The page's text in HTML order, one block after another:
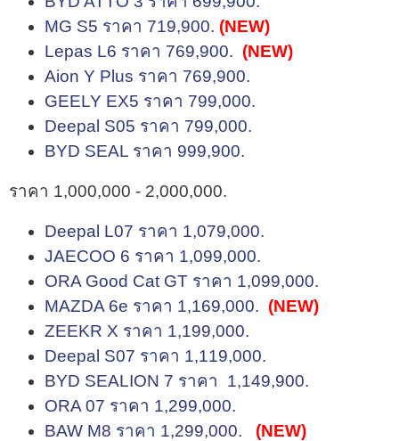
MG S5 ราคา 719,900. (NEW)
Lepas L6 ราคา 769,900. (NEW)
Aion Y Plus ราคา 769,900.
GEELY EX5 ราคา 799,000.
Deepal S05 ราคา 799,000.
BYD SEAL ราคา 999,900.
ราคา 1,000,000 - 2,000,000.
Deepal L07 ราคา 1,079,000.
JAECOO 6 ราคา 1,099,000.
ORA Good Cat GT ราคา 1,099,000.
MAZDA 6e ราคา 1,169,000. (NEW)
ZEEKR X ราคา 1,199,000.
Deepal S07 ราคา 1,119,000.
BYD SEALION 7 ราคา 1,149,900.
ORA 07 ราคา 1,299,000.
BAW M8 ราคา 1,299,000.
(NEW)